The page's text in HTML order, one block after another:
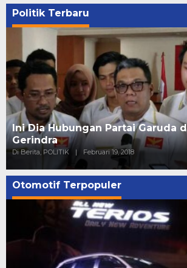
Politik Terbaru
Strategi PPP Menangkan Duet
Yasin
Di Berita, POLITIK | Februari 19, 2018
Otomotif Terpopuler